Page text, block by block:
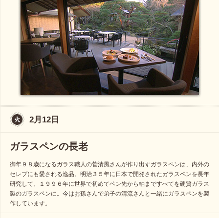
2月12日
ガラスペンの長老
御年９８歳になるガラス職人の菅清風さんが作り出すガラスペンは、内外の
セレブにも愛される逸品。明治３５年に日本で開発されたガラスペンを長年
研究して、１９９６年に世界で初めてペン先から軸まですべてを硬質ガラス
製のガラスペンに。今はお孫さんで弟子の清流さんと一緒にガラスペンを製
作しています。